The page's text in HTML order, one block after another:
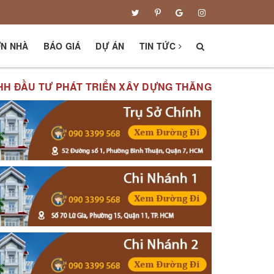
NHÀ BÁO GIÁ DỰ ÁN TIN TỨC
TƯ PHÁT TRIỂN XÂY DỰNG THĂNG TIẾN XIN KÍNH